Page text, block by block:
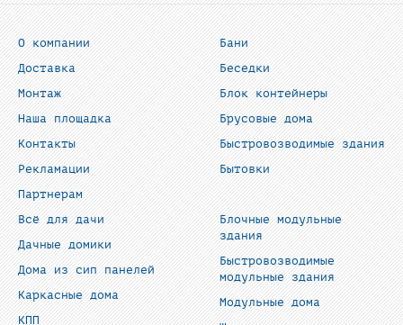
О компании
Доставка
Монтаж
Наша площадка
Контакты
Рекламации
Партнерам
Бани
Беседки
Блок контейнеры
Брусовые дома
Быстровозводимые здания
Бытовки
Всё для дачи
Дачные домики
Дома из сип панелей
Каркасные дома
КПП
Блочные модульные
здания
Быстровозводимые
модульные здания
Модульные дома